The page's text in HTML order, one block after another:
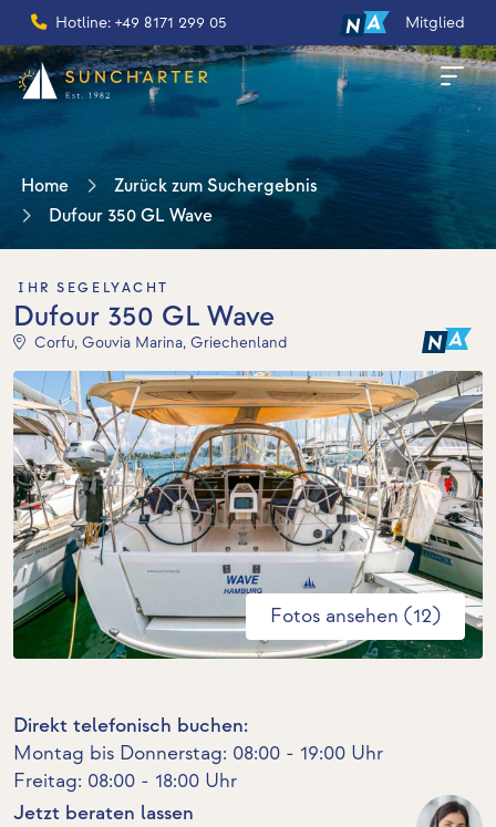
Hotline: +49 8171 299 05 Mitglied
Home
Zurück zum Suchergebnis
Dufour 350 GL Wave
IHR SEGELYACHT
Dufour 350 GL Wave
Corfu, Gouvia Marina, Griechenland
Fotos ansehen (12)
Direkt telefonisch buchen:
Montag bis Donnerstag: 08:00 - 19:00 Uhr
Freitag: 08:00 - 18:00 Uhr
Jetzt beraten lassen